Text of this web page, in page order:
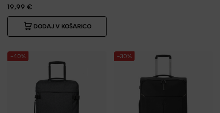
19,99 €
DODAJ V KOŠARICO
-40% -30%